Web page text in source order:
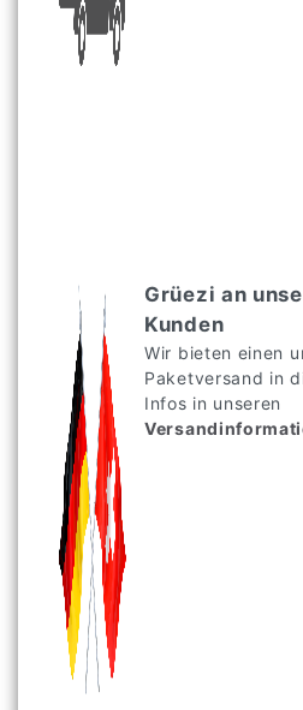
Grüezi an
Kunden
Wir bieten einen
Paketversand in
Infos in unseren